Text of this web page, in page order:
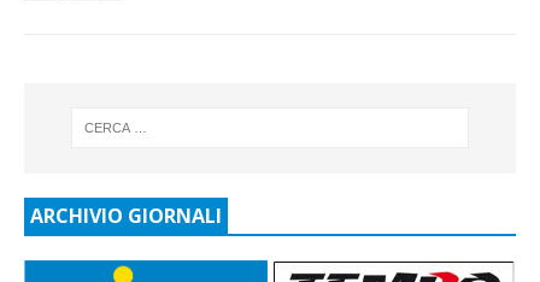
ARCHIVIO GIORNALI